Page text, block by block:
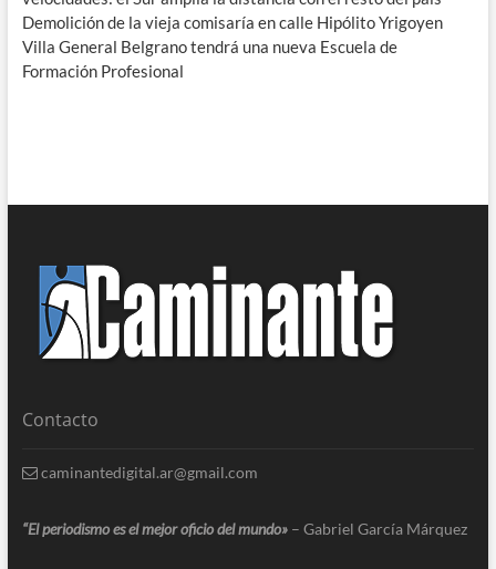
Demolición de la vieja comisaría en calle Hipólito Yrigoyen
Villa General Belgrano tendrá una nueva Escuela de
Formación Profesional
Contacto
caminantedigital.ar@gmail.com
“El periodismo es el mejor oficio del mundo» – Gabriel García Márquez